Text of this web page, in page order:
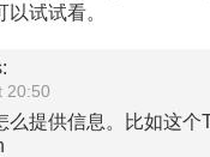
试试看。
20:50
么提供信息。比如这个